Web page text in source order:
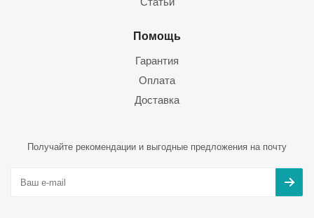
Помощь
Гарантия
Оплата
Доставка
Получайте рекомендации и выгодные предложения на почту